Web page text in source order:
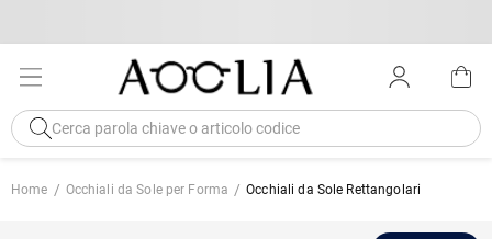
Home Occhiali da Sole per Forma Occhiali da Sole Rettangolari